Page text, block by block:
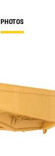
PHOTOS